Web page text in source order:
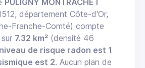
département Côte-d'Or,
Franche-Comté) compte
sur 7.32 km² (densité 46
niveau de risque radon est 1
est 2. Aucun plan de